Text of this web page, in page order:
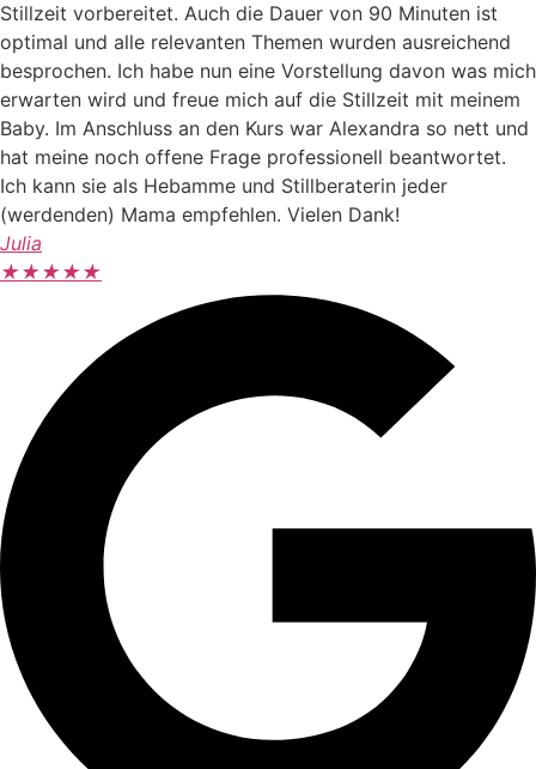
Stillzeit vorbereitet. Auch die Dauer von 90 Minuten ist
optimal und alle relevanten Themen wurden ausreichend
besprochen. Ich habe nun eine Vorstellung davon was mich
erwarten wird und freue mich auf die Stillzeit mit meinem
Baby. Im Anschluss an den Kurs war Alexandra so nett und
hat meine noch offene Frage professionell beantwortet.
Ich kann sie als Hebamme und Stillberaterin jeder
(werdenden) Mama empfehlen. Vielen Dank!
Julia
★★★★★